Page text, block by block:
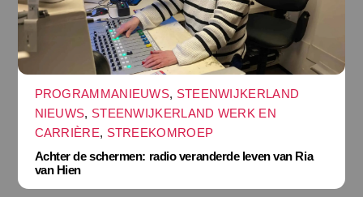
PROGRAMMANIEUWS, STEENWIJKERLAND
NIEUWS, STEENWIJKERLAND WERK EN
CARRIÈRE, STREEKOMROEP
Achter de schermen: radio veranderde leven van Ria
van Hien